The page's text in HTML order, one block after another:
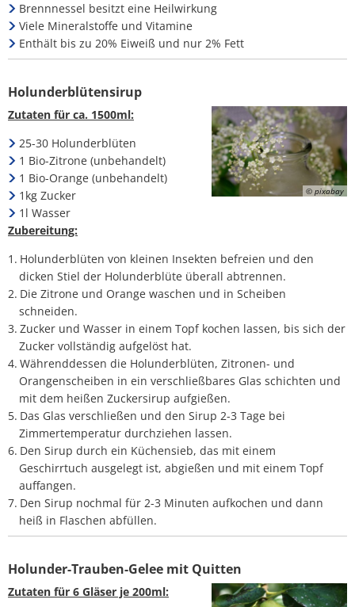
Brennnessel besitzt eine Heilwirkung
Viele Mineralstoffe und Vitamine
Enthält bis zu 20% Eiweiß und nur 2% Fett
Holunderblütensirup
© pixabay
Zutaten für ca. 1500ml:
25-30 Holunderblüten
1 Bio-Zitrone (unbehandelt)
1 Bio-Orange (unbehandelt)
1kg Zucker
1l Wasser
Zubereitung:
Holunderblüten von kleinen Insekten befreien und den
dicken Stiel der Holunderblüte überall abtrennen.
Die Zitrone und Orange waschen und in Scheiben
schneiden.
Zucker und Wasser in einem Topf kochen lassen, bis sich der
Zucker vollständig aufgelöst hat.
Währenddessen die Holunderblüten, Zitronen- und
Orangenscheiben in ein verschließbares Glas schichten und
mit dem heißen Zuckersirup aufgießen.
Das Glas verschließen und den Sirup 2-3 Tage bei
Zimmertemperatur durchziehen lassen.
Den Sirup durch ein Küchensieb, das mit einem
Geschirrtuch ausgelegt ist, abgießen und mit einem Topf
auffangen.
Den Sirup nochmal für 2-3 Minuten aufkochen und dann
heiß in Flaschen abfüllen.
Holunder-Trauben-Gelee mit Quitten
Zutaten für 6 Gläser je 200ml: